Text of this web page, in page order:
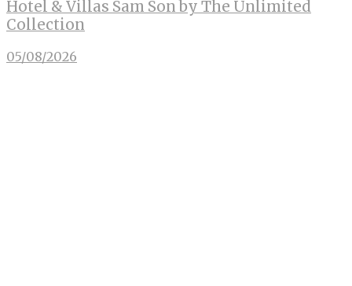
Hotel & Villas Sam Son by The Unlimited
Collection
05/08/2026